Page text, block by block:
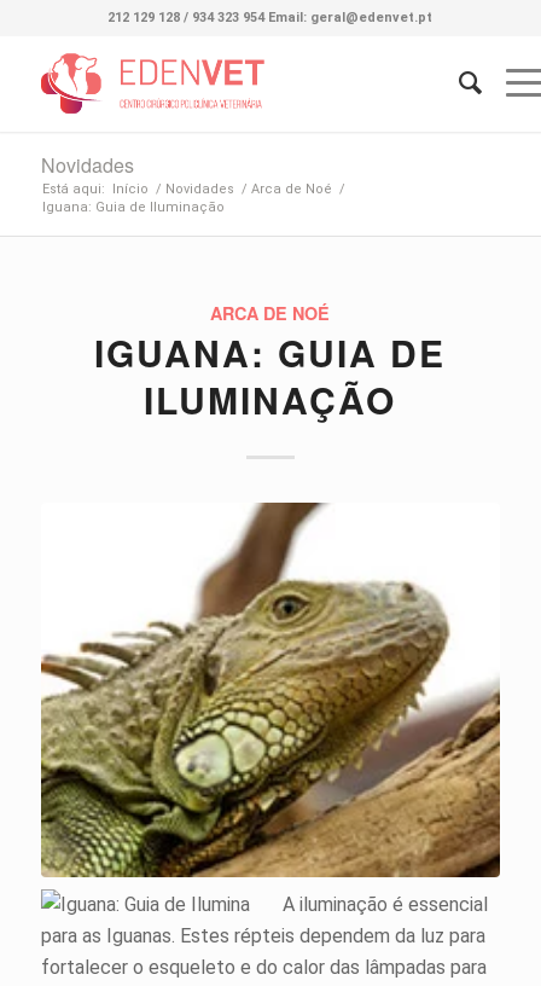
212 129 128 / 934 323 954 Email: geral@edenvet.pt
Novidades
Está aqui: Início / Novidades / Arca de Noé /
Iguana: Guia de Iluminação
ARCA DE NOÉ
IGUANA: GUIA DE
ILUMINAÇÃO
A iluminação é essencial
para as Iguanas. Estes répteis dependem da luz para
fortalecer o esqueleto e do calor das lâmpadas para